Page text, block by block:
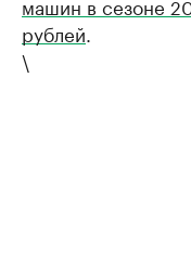
рублей
\